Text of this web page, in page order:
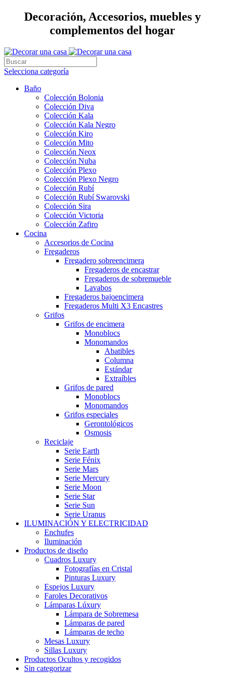
Decoración, Accesorios, muebles y
complementos del hogar
Selecciona categoría
Baño
Colección Bolonia
Colección Diva
Colección Kala
Colección Kala Negro
Colección Kiro
Colección Mito
Colección Neox
Colección Nuba
Colección Plexo
Colección Plexo Negro
Colección Rubí
Colección Rubí Swarovski
Colección Sira
Colección Victoria
Colección Zafiro
Cocina
Accesorios de Cocina
Fregaderos
Fregadero sobreencimera
Fregaderos de encastrar
Fregaderos de sobremueble
Lavabos
Fregaderos bajoencimera
Fregaderos Multi X3 Encastres
Grifos
Grifos de encimera
Monoblocs
Monomandos
Abatibles
Columna
Estándar
Extraíbles
Grifos de pared
Monoblocs
Monomandos
Grifos especiales
Gerontológicos
Osmosis
Reciclaje
Serie Earth
Serie Fénix
Serie Mars
Serie Mercury
Serie Moon
Serie Star
Serie Sun
Serie Uranus
ILUMINACIÓN Y ELECTRICIDAD
Enchufes
Iluminación
Productos de diseño
Cuadros Luxury
Fotografías en Cristal
Pinturas Luxury
Espejos Luxury
Faroles Decorativos
Lámparas Lúxury
Lámpara de Sobremesa
Lámparas de pared
Lámparas de techo
Mesas Luxury
Sillas Luxury
Productos Ocultos y recogidos
Sin categorizar